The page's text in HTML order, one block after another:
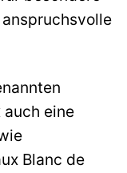
auch eine
Blanc de